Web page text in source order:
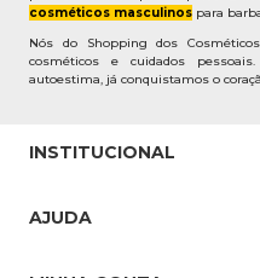
cosméticos masculinos para
Nós do Shopping dos
cosméticos e cuidados
autoestima, já conquistamos o
INSTITUCIONAL
AJUDA